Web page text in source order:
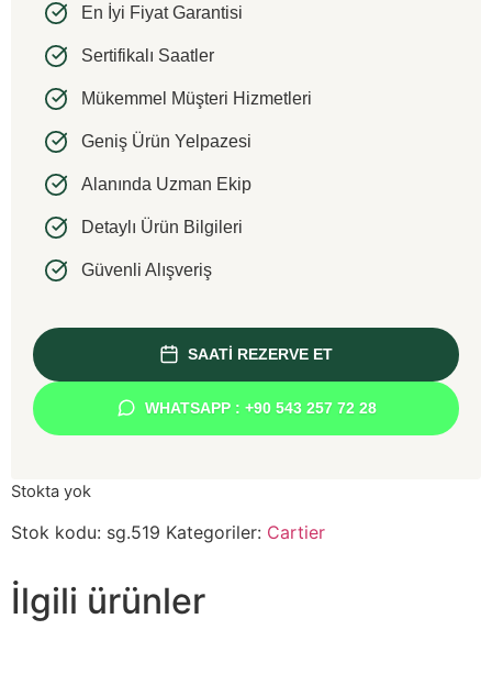
En İyi Fiyat Garantisi
Sertifikalı Saatler
Mükemmel Müşteri Hizmetleri
Geniş Ürün Yelpazesi
Alanında Uzman Ekip
Detaylı Ürün Bilgileri
Güvenli Alışveriş
SAATİ REZERVE ET
WHATSAPP : +90 543 257 72 28
Stokta yok
Stok kodu: sg.519 Kategoriler: Cartier
İlgili ürünler